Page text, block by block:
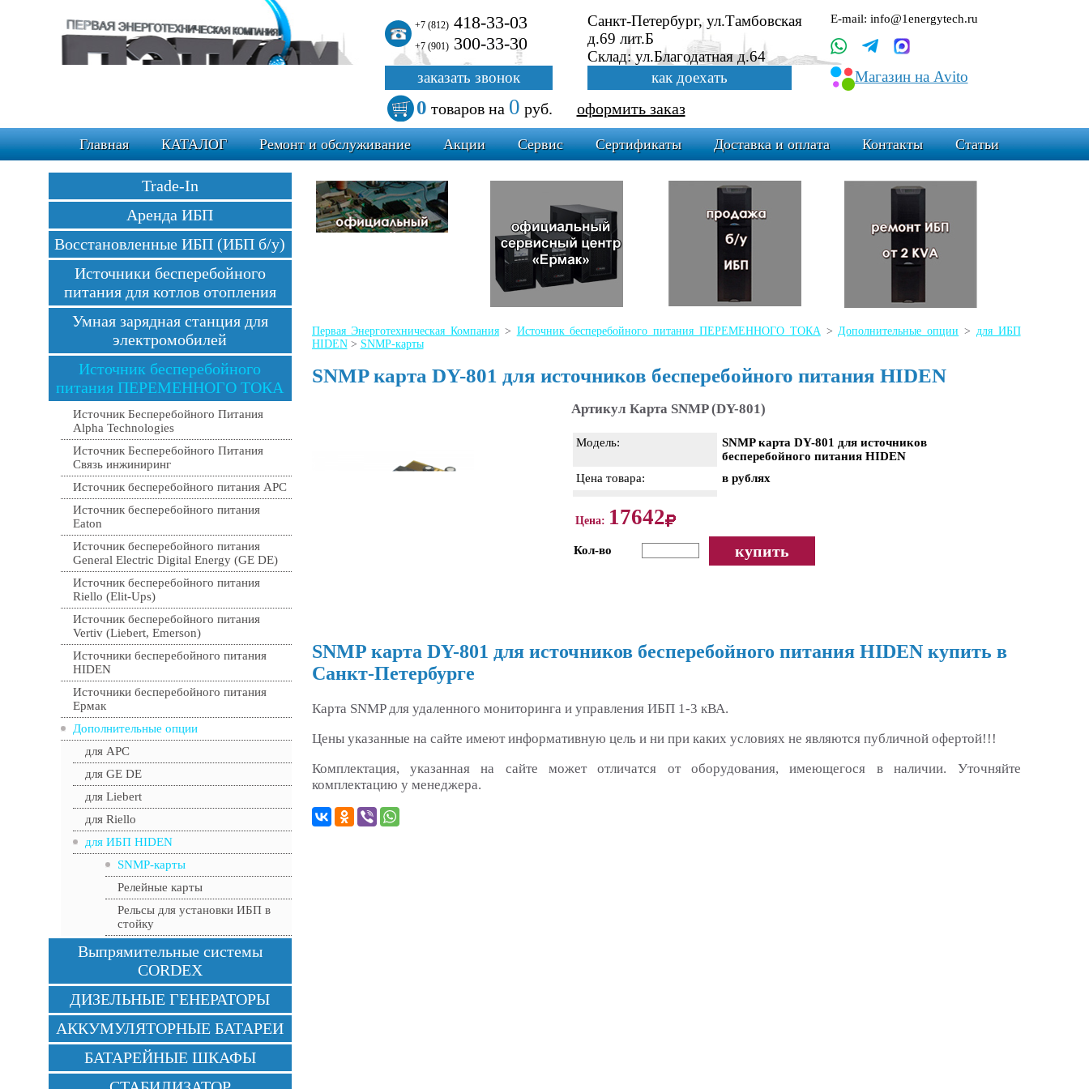
+7 (812)418-33-03
+7 (901)300-33-30
Санкт-Петербург, ул.Тамбовская
д.69 лит.Б
Склад: ул.Благодатная д.64
E-mail: info@1energytech.ru
Магазин на Avito
заказать звонок как доехать
0 товаровна 0 руб. оформить заказ
Главная КАТАЛОГ Ремонт и обслуживание Акции Сервис Сертификаты Доставка и оплата Контакты Статьи
Первая Энерготехническая Компания > Источник бесперебойного питания ПЕРЕМЕННОГО ТОКА>Дополнительные опции > для ИБП
HIDEN> SNMP-карты
SNMP карта DY-801 для источников бесперебойного питания HIDEN
Артикул Карта SNMP (DY-801)
Модель:
SNMP карта DY-801 для источников
бесперебойного питания HIDEN
Цена товара:
в рублях
Цена: 17642
Кол-во купить
SNMP карта DY-801 для источников бесперебойного питания HIDEN купить в
Санкт-Петербурге
Карта SNMP для удаленного мониторинга и управления ИБП 1-3 кВА.
Цены указанные на сайте имеют информативную цель и ни при каких условиях не являются публичной офертой!!!
Комплектация, указанная на сайте может отличатся от оборудования, имеющегося в наличии. Уточняйте
комплектацию у менеджера.
Trade-In
Аренда ИБП
Восстановленные ИБП (ИБП б/у)
Источники бесперебойного
питания для котлов отопления
Умная зарядная станция для
электромобилей
Источник бесперебойного
питания ПЕРЕМЕННОГО ТОКА
Источник Бесперебойного Питания
Alpha Technologies
Источник Бесперебойного Питания
Связь инжиниринг
Источник бесперебойного питания APC
Источник бесперебойного питания
Eaton
Источник бесперебойного питания
General Electric Digital Energy (GE DE)
Источник бесперебойного питания
Riello (Elit-Ups)
Источник бесперебойного питания
Vertiv (Liebert, Emerson)
Источники бесперебойного питания
HIDEN
Источники бесперебойного питания
Ермак
Дополнительные опции
для APC
для GE DE
для Liebert
для Riello
для ИБП HIDEN
SNMP-карты
Релейные карты
Рельсы для установки ИБП в
стойку
Выпрямительные системы
CORDEX
ДИЗЕЛЬНЫЕ ГЕНЕРАТОРЫ
АККУМУЛЯТОРНЫЕ БАТАРЕИ
БАТАРЕЙНЫЕ ШКАФЫ